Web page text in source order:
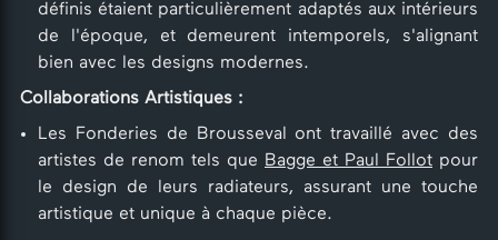
définis étaient particulièrement adaptés aux intérieurs
de l'époque, et demeurent intemporels, s'alignant
bien avec les designs modernes.
Collaborations Artistiques :
Les Fonderies de Brousseval ont travaillé avec des
artistes de renom tels que Bagge et Paul Follot pour
le design de leurs radiateurs, assurant une touche
artistique et unique à chaque pièce.